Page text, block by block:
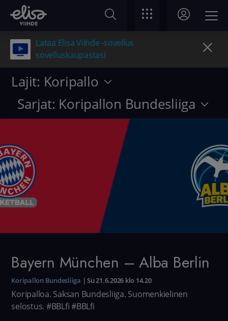
Lataa Elisa Viihde -sovellus
sovelluskaupastasi
Lajit: Koripallo
Sarjat: Koripallon Bundesliiga
Bayern München – Alba Berlin
Koripallon Bundesliiga |Su 21.6.2026 klo 14.20
Koripalloa. Saksan Bundesliiga. Suomenkielinen
selostus. #BBLfi#BBLfi